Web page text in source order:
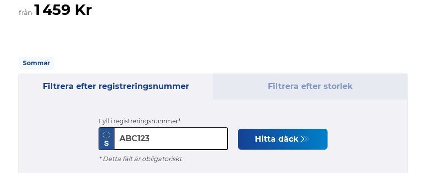
från 1 459 Kr
Sommar
Filtrera efter registreringsnummer Filtrera efter storlek
Fyll i registreringsnummer
* Detta fält är obligatoriskt
Hitta däck